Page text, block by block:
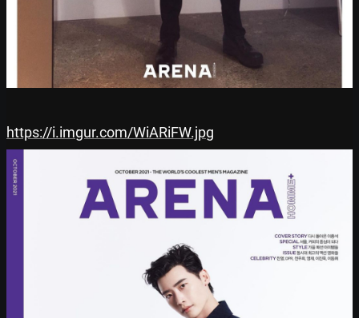
https://i.imgur.com/WiARiFW.jpg